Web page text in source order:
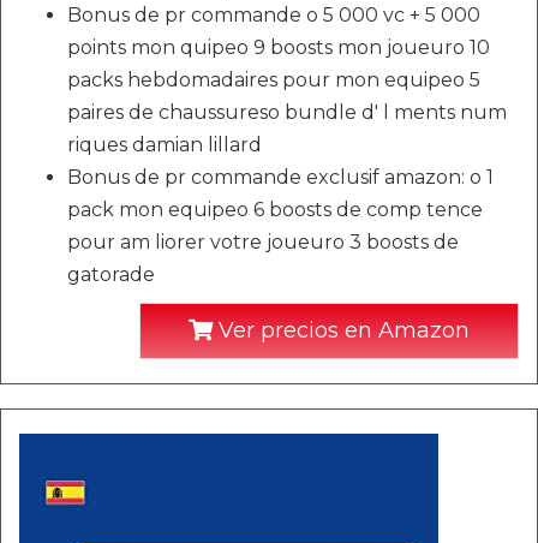
Bonus de pr commande o 5 000 vc + 5 000
points mon quipeo 9 boosts mon joueuro 10
packs hebdomadaires pour mon equipeo 5
paires de chaussureso bundle d' l ments num
riques damian lillard
Bonus de pr commande exclusif amazon: o 1
pack mon equipeo 6 boosts de comp tence
pour am liorer votre joueuro 3 boosts de
gatorade
Ver precios en Amazon